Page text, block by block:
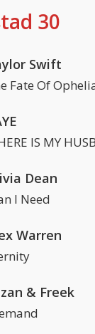
30
Swift
Fate Of
IS MY
Dean
I Need
Warren
& Freek